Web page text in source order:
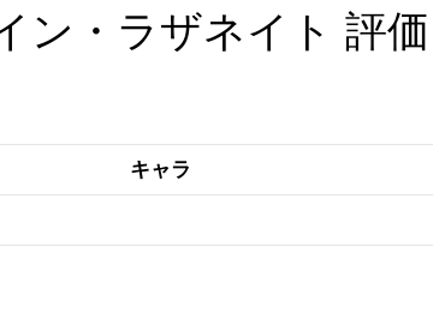
ン・ラザネイト 評
キャラ